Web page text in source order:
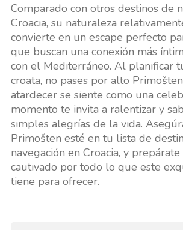
Comparado con otros destinos de
Croacia, su naturaleza
convierte en un escape perfecto
que buscan una conexión más
con el Mediterráneo. Al planificar
croata, no pases por alto
atardecer se siente como una
momento te invita a ralentizar y
simples alegrías de la vida.
Primošten esté en tu lista de
navegación en Croacia, y
cautivado por todo lo que este
tiene para ofrecer.